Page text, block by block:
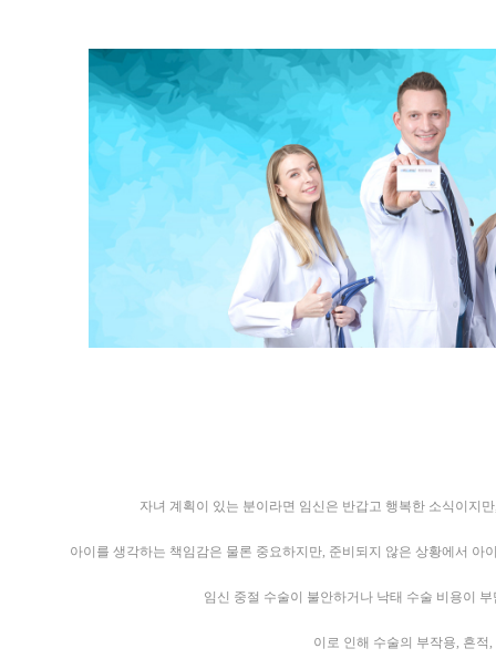
자녀 계획이 있는 분이라면 임신은 반갑고 행복한 소식이지
아이를 생각하는 책임감은 물론 중요하지만, 준비되지 않은 상황에서
임신 중절 수술이 불안하거나 낙태 수술 비용이
이로 인해 수술의 부작용, 흔